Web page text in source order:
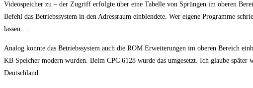
Videospeicher zu – der Zugriff erfolgte über eine Tabelle von Sprüngen im oberen
Befehl das Betriebssystem in den Adressraum einblendete. Wer eigene Programme
lassen….
Analog konnte das Betriebssystem auch die ROM Erweiterungen im oberen Bereich
KB Speicher modern wurden. Beim CPC 6128 wurde das umgesetzt. Ich glaube
Deutschland.